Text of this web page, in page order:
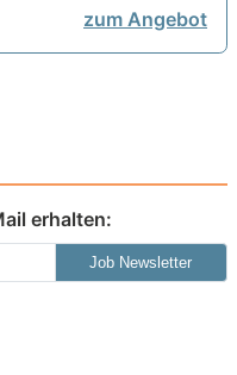
zum Angebot
erhalten:
Job Newsletter